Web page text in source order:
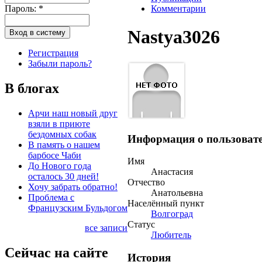
Пароль: *
Регистрация
Забыли пароль?
В блогах
Арчи наш новый друг
взяли в приюте
бездомных собак
В память о нашем
барбосе Чаби
До Нового года
осталось 30 дней!
Хочу забрать обратно!
Проблема с
Французским Бульдогом
все записи
Сейчас на сайте
Комментарии
Nastya3026
Информация о
Имя
Анастасия
Отчество
Анатольевна
Населённый пункт
Волгоград
Статус
Любитель
История